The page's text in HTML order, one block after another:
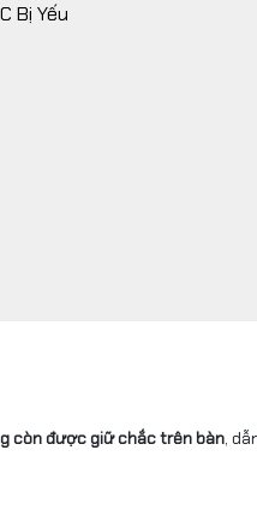
Bị Yếu
còn được giữ chắc trên bàn,